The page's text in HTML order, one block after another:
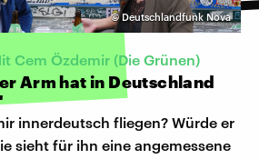
©Deutschlandfunk Nova
Cem Özdemir (Die Grünen)
Arm hat in Deutschland
innerdeutsch fliegen? Würde er
sieht für ihn eine angemessene